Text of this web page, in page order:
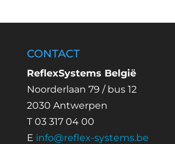
CONTACT
ReflexSystems België
Noorderlaan 79 / bus 12
2030 Antwerpen
T 03 317 04 00
E info@reflex-systems.be